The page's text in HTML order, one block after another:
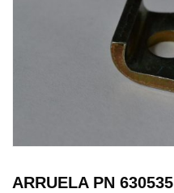
ARRUELA PN 630535